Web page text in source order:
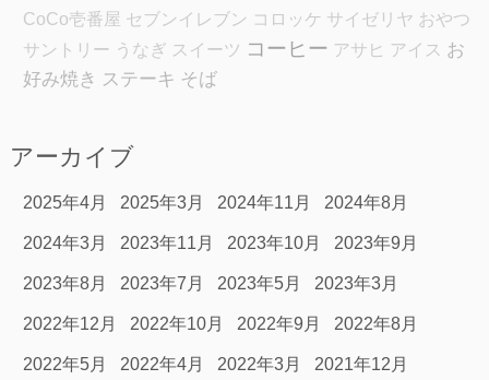
CoCo壱番屋 セブンイレブン コロッケ サイゼリヤ おやつ
サントリー うなぎ スイーツ コーヒー アサヒ アイス お
好み焼き ステーキ そば
アーカイブ
2025年4月 2025年3月 2024年11月 2024年8月
2024年3月 2023年11月 2023年10月 2023年9月
2023年8月 2023年7月 2023年5月 2023年3月
2022年12月 2022年10月 2022年9月 2022年8月
2022年5月 2022年4月 2022年3月 2021年12月